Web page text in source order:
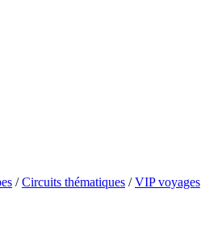
/Circuits thématiques /VIP voyages